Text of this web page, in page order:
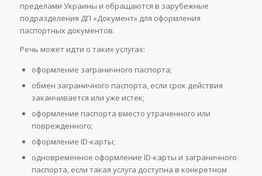
пределами Украины и обращаются в зарубежные
подразделения ДП «Документ» для оформления
паспортных документов.
Речь может идти о таких услугах:
оформление заграничного паспорта;
обмен заграничного паспорта, если срок действия
заканчивается или уже истек;
оформление паспорта вместо утраченного или
поврежденного;
оформление ID-карты;
одновременное оформление ID-карты и заграничного
паспорта, если такая услуга доступна в конкретном